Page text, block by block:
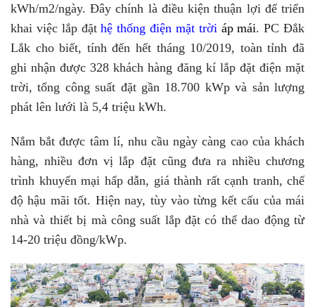
kWh/m2/ngày. Đây chính là điều kiện thuận lợi để triển
khai việc lắp đặthệ thống điện mặt trời áp mái. PC Đắk
Lắk cho biết, tính đến hết tháng 10/2019, toàn tỉnh đã
ghi nhận được 328 khách hàng đăng kí lắp đặt điện mặt
trời, tổng công suất đặt gần 18.700 kWp và sản lượng
phát lên lưới là 5,4 triệu kWh.
Nắm bắt được tâm lí, nhu cầu ngày càng cao của khách
hàng, nhiều đơn vị lắp đặt cũng đưa ra nhiều chương
trình khuyến mại hấp dẫn, giá thành rất cạnh tranh, chế
độ hậu mãi tốt. Hiện nay, tùy vào từng kết cấu của mái
nhà và thiết bị mà công suất lắp đặt có thể dao động từ
14-20 triệu đồng/kWp.